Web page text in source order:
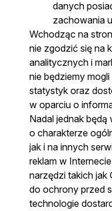
danych
zachowania
Wchodząc na
nie zgodzić się na
analitycznych i
nie będziemy
statystyk oraz
w oparciu o
Nadal jednak
o charakterze
jak i na innych
reklam w
narzędzi takich jak
do ochrony przed
technologie